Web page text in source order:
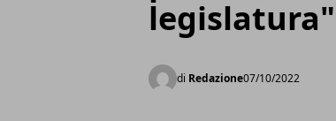
legislatura"
di Redazione07/10/2022